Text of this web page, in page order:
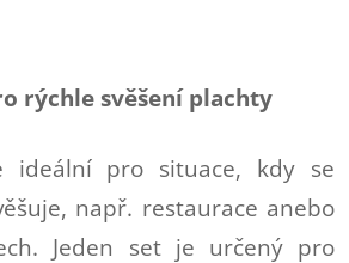
rýchle svěšení plachty
ideální pro situace, kdy se
např. restaurace anebo
Jeden set je určený pro